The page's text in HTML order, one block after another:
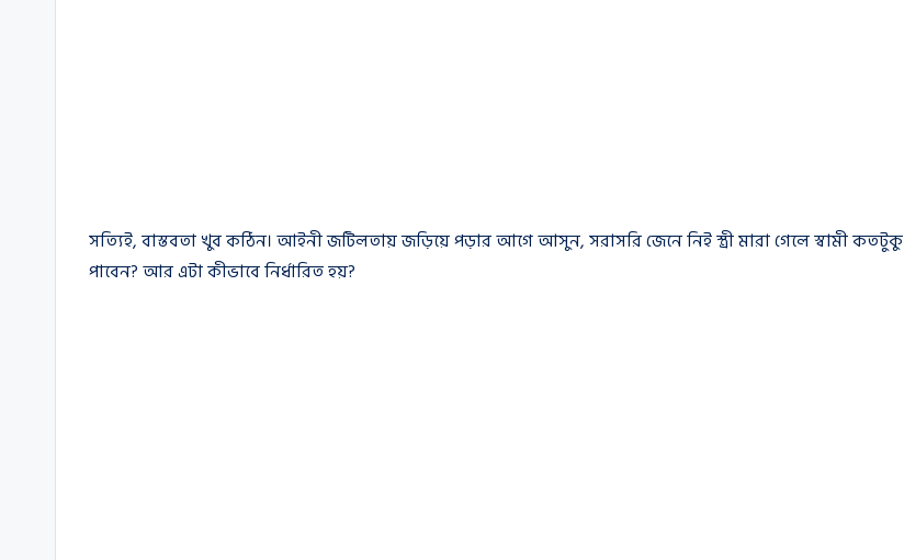
সত্যিই, বাস্তবতা খুব কঠিন। আইনী জটিলতায় জড়িয়ে পড়ার আগে আসুন, সরাসরি জেনে নিই স্ত্রী মারা গেলে স্বামী কতটুকু
পাবেন? আর এটা কীভাবে নির্ধারিত হয়?